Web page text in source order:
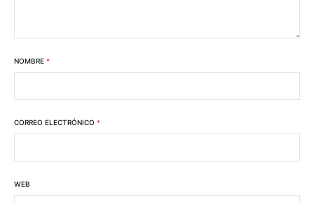
NOMBRE *
CORREO ELECTRÓNICO *
WEB